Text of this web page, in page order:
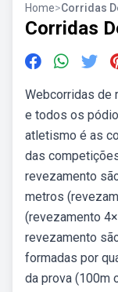
Home>Corridas
Corridas
Webcorridas de
e todos os
atletismo é as
das
revezamento
metros
(revezamento
revezamento
formadas por
da prova (100m